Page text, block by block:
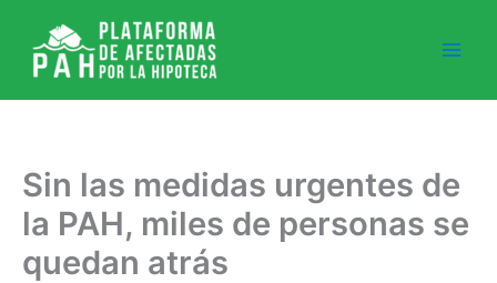
contenido
Sin las medidas urgentes de
la PAH, miles de personas se
quedan atrás